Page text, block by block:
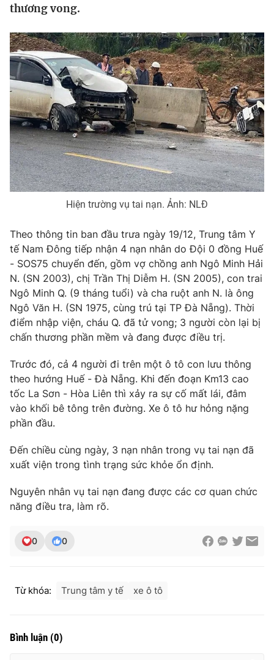
Tin tức
Thế giới đó đây
Câu chuyện quốc tế
Kinh tế
Tài chính
Thị trường
Góc doanh nghiệp
Dữ liệu và đời sống
Truyền hình
Phim VTV
Hậu trường
Nhân vật
Khán giả
Giải trí
Điện ảnh
Âm nhạc
Đời sống
Du lịch
Chất lượng cuộc sống
Giáo dục
Học trực tuyến
Công nghệ
Hitech Công nghệ tương lai
Sản phẩm
Thị trường
Tư vấn
Giao lưu trực tuyến
Lịch phát sóng
Chuyên mục khác
Emagazine Podcast
Photo Infographic
VTV Sức khoẻ
Thị trường 24h Tấm lòng Việt
VTV4 Vươn mình bằng AI
thương vong.
Hiện trường vụ tai nạn. Ảnh: NLĐ
Theo thông tin ban đầu trưa ngày 19/12, Trung tâm Y
tế Nam Đông tiếp nhận 4 nạn nhân do Đội 0 đồng Huế
- SOS75 chuyển đến, gồm vợ chồng anh Ngô Minh Hải
N. (SN 2003), chị Trần Thị Diễm H. (SN 2005), con trai
Ngô Minh Q. (9 tháng tuổi) và cha ruột anh N. là ông
Ngô Văn H. (SN 1975, cùng trú tại TP Đà Nẵng). Thời
điểm nhập viện, cháu Q. đã tử vong; 3 người còn lại bị
chấn thương phần mềm và đang được điều trị.
Trước đó, cả 4 người đi trên một ô tô con lưu thông
theo hướng Huế - Đà Nẵng. Khi đến đoạn Km13 cao
tốc La Sơn - Hòa Liên thì xảy ra sự cố mất lái, đâm
vào khối bê tông trên đường. Xe ô tô hư hỏng nặng
phần đầu.
Đến chiều cùng ngày, 3 nạn nhân trong vụ tai nạn đã
xuất viện trong tình trạng sức khỏe ổn định.
Nguyên nhân vụ tai nạn đang được các cơ quan chức
năng điều tra, làm rõ.
0 0
Từ khóa: Trung tâm y tế xe ô tô
Bình luận (0)